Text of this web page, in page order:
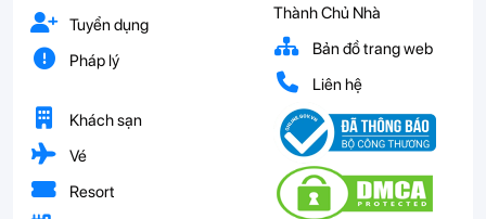
Tuyển dụng
Pháp lý
Thành Chủ Nhà
Bản đồ trang web
Liên hệ
Khách sạn
Vé
Resort